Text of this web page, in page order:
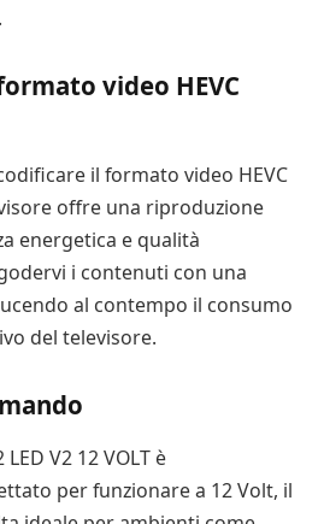
video HEVC
il formato video HEVC
offre una riproduzione
energetica e qualità
i contenuti con una
al contempo il consumo
del televisore.
V2 12 VOLT è
per funzionare a 12 Volt, il